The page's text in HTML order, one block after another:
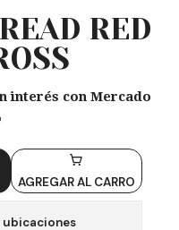
RED
interés con Mercado
AGREGAR AL CARRO